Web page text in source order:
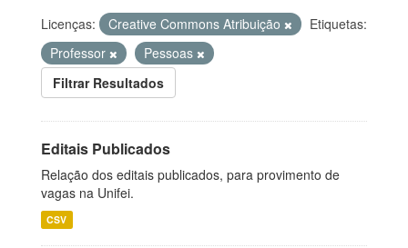
Licenças: Creative Commons Atribuição
Etiquetas:
Professor
Pessoas
Filtrar Resultados
Editais Publicados
Relação dos editais publicados, para provimento de
vagas na Unifei.
CSV